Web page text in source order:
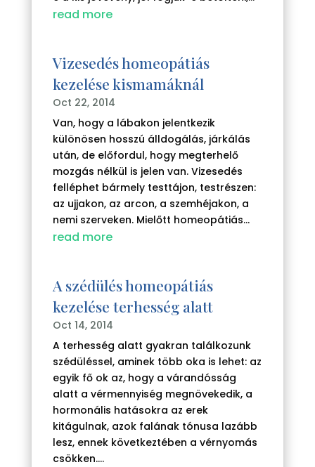
read more
Vizesedés homeopátiás
kezelése kismamáknál
Oct 22, 2014
Van, hogy a lábakon jelentkezik
különösen hosszú álldogálás, járkálás
után, de előfordul, hogy megterhelő
mozgás nélkül is jelen van. Vizesedés
felléphet bármely testtájon, testrészen:
az ujjakon, az arcon, a szemhéjakon, a
nemi szerveken. Mielőtt homeopátiás...
read more
A szédülés homeopátiás
kezelése terhesség alatt
Oct 14, 2014
A terhesség alatt gyakran találkozunk
szédüléssel, aminek több oka is lehet: az
egyik fő ok az, hogy a várandósság
alatt a vérmennyiség megnövekedik, a
hormonális hatásokra az erek
kitágulnak, azok falának tónusa lazább
lesz, ennek következtében a vérnyomás
csökken....